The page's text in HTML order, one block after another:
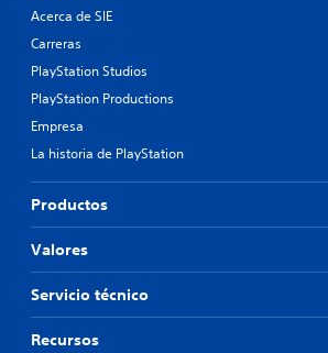
Acerca de SIE
Carreras
PlayStation Studios
PlayStation Productions
Empresa
La historia de PlayStation
Productos
Valores
Servicio técnico
Recursos